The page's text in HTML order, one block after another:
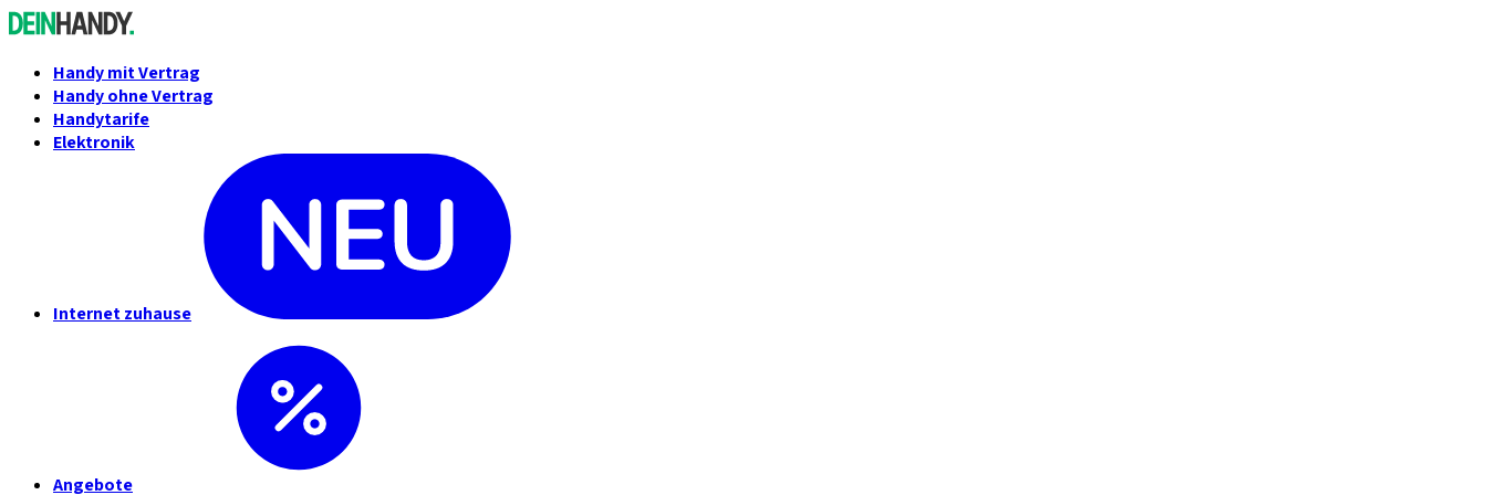
Handy mit Vertrag
Handy ohne Vertrag
Handytarife
Elektronik
Internet zuhause
Angebote